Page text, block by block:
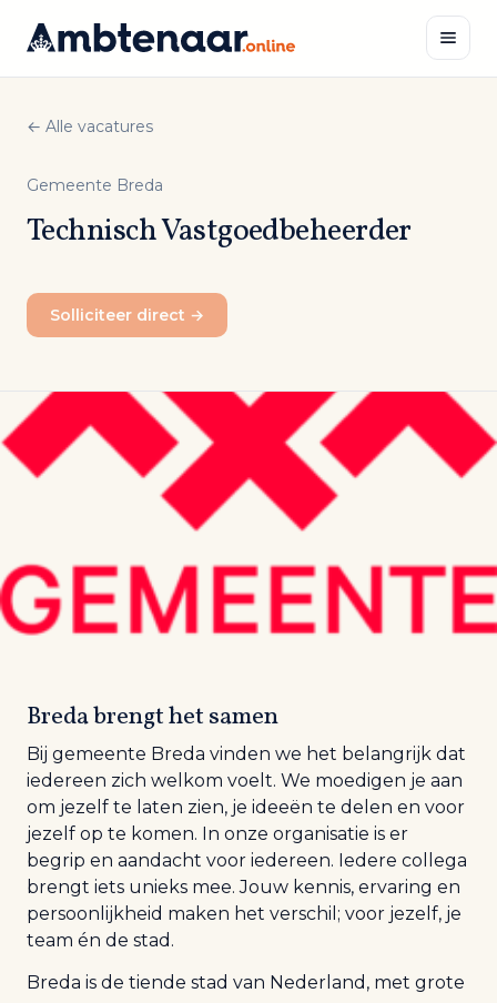
inhoud
← Alle vacatures
Gemeente Breda
Technisch Vastgoedbeheerder
Solliciteer direct →
Breda brengt het samen
Bij gemeente Breda vinden we het belangrijk dat
iedereen zich welkom voelt. We moedigen je aan
om jezelf te laten zien, je ideeën te delen en voor
jezelf op te komen. In onze organisatie is er
begrip en aandacht voor iedereen. Iedere collega
brengt iets unieks mee. Jouw kennis, ervaring en
persoonlijkheid maken het verschil; voor jezelf, je
team én de stad.
Breda is de tiende stad van Nederland, met grote